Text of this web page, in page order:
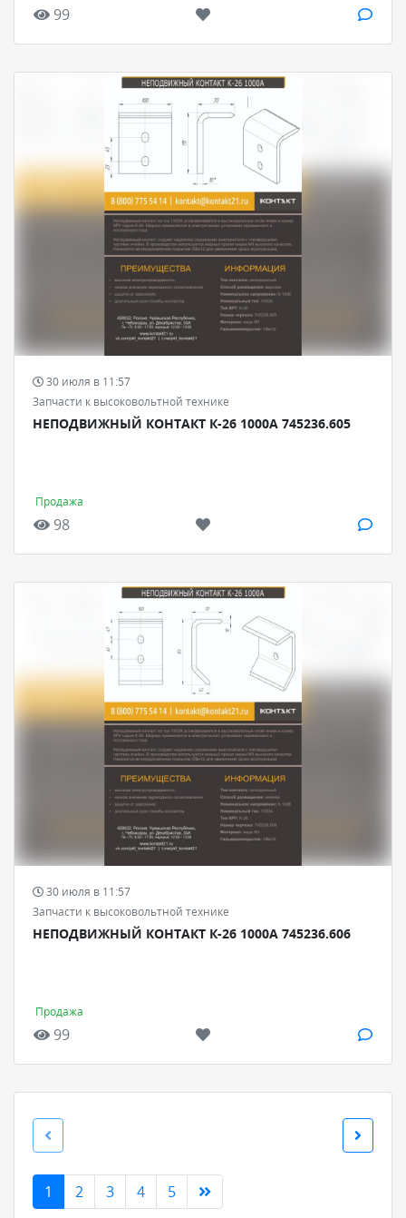
99
30 июля в 11:57
Запчасти к высоковольтной технике
НЕПОДВИЖНЫЙ КОНТАКТ К-26 1000А 745236.605
Продажа
98
30 июля в 11:57
Запчасти к высоковольтной технике
НЕПОДВИЖНЫЙ КОНТАКТ К-26 1000А 745236.606
Продажа
99
1 2 3 4 5